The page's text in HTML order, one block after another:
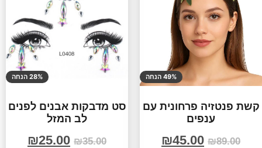
49% הנחה
קשת פנטזיה פרחונית עם
ענפים
₪89.00
₪45.00
28% הנחה
סט מדבקות אבנים לפנים
לב המזל
₪35.00
₪25.00